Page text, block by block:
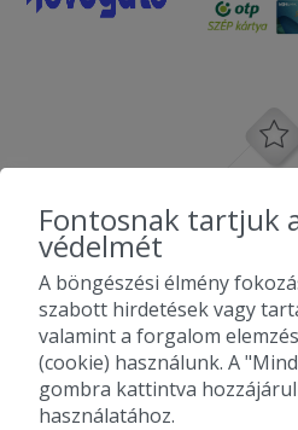
Fontosnak tartjuk
védelmét
A böngészési élmény
szabott hirdetések vagy
valamint a forgalom
(cookie) használunk. A
gombra kattintva
használatához.